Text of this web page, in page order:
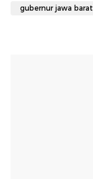
gubernur jawa barat